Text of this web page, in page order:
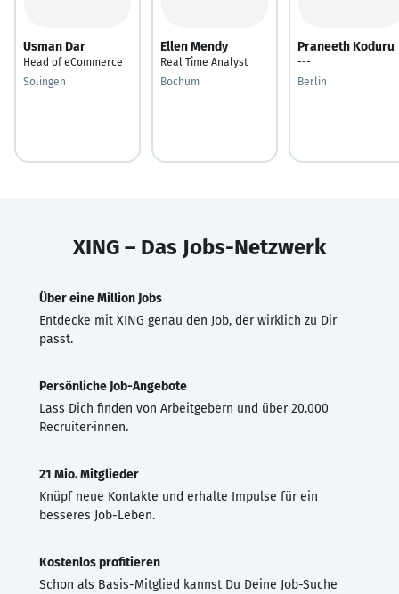
Usman Dar
Head of eCommerce
Solingen
Ellen Mendy
Real Time Analyst
Bochum
Praneeth Koduru
---
Berlin
XING – Das Jobs-Netzwerk
Über eine Million Jobs
Entdecke mit XING genau den Job, der wirklich zu Dir
passt.
Persönliche Job-Angebote
Lass Dich finden von Arbeitgebern und über 20.000
Recruiter·innen.
21 Mio. Mitglieder
Knüpf neue Kontakte und erhalte Impulse für ein
besseres Job-Leben.
Kostenlos profitieren
Schon als Basis-Mitglied kannst Du Deine Job-Suche